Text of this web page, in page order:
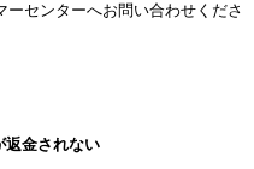
センターへお問い合わせくださ
返金されない